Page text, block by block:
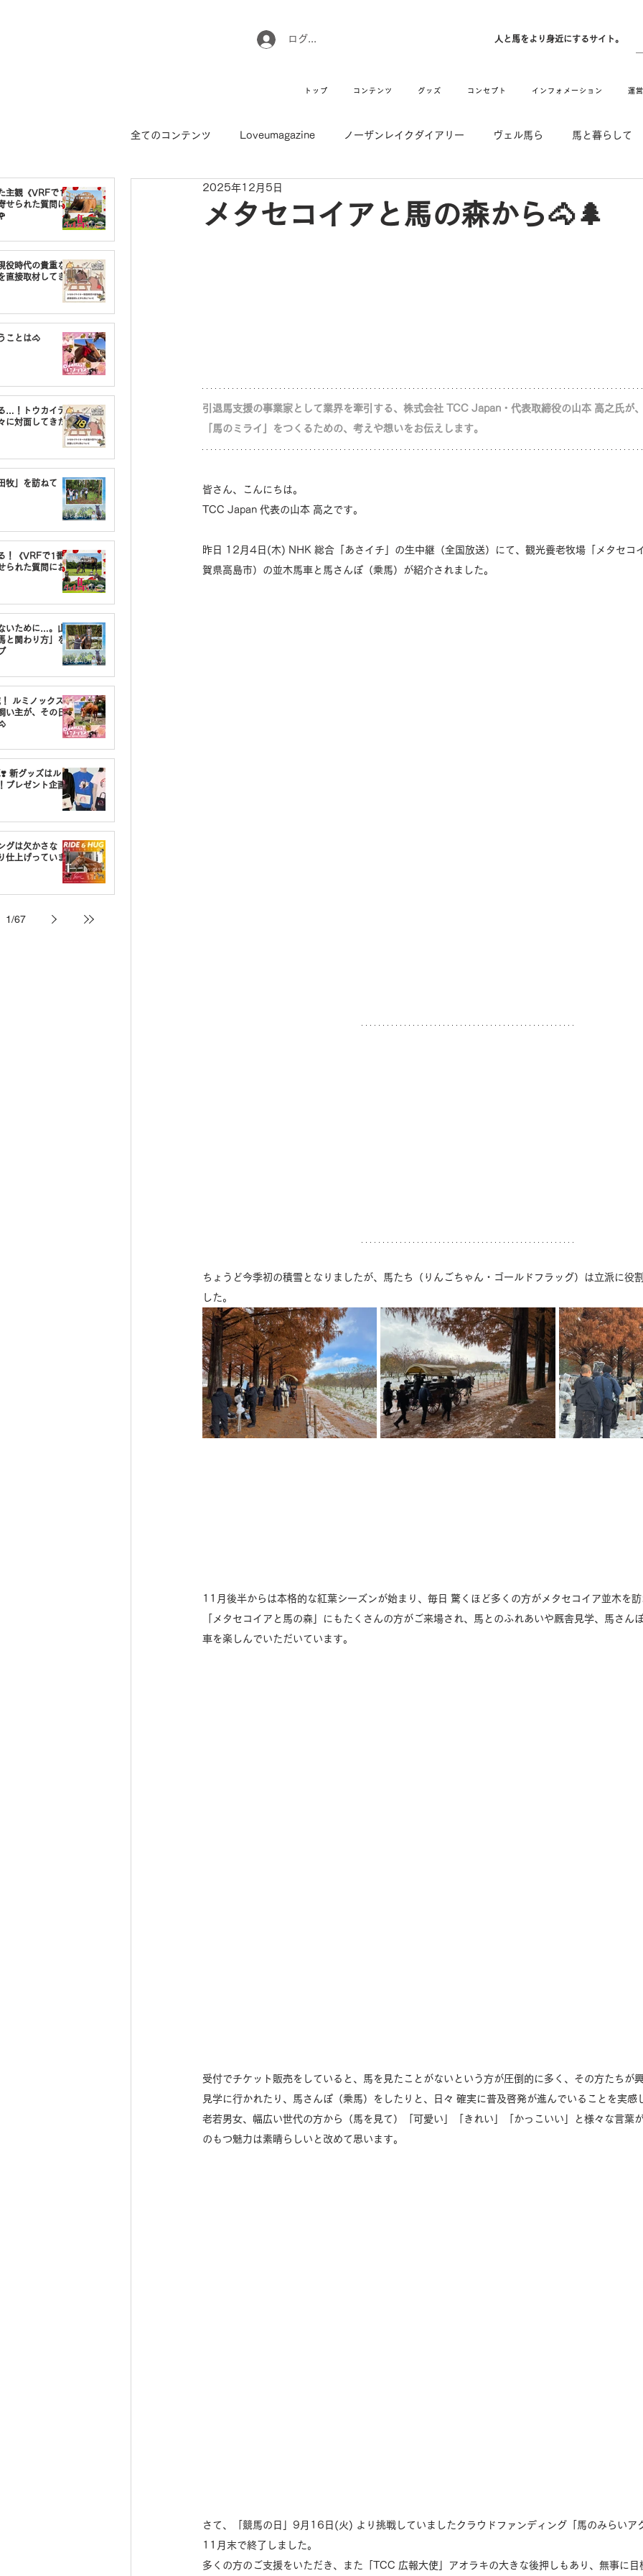
ログイン 人と馬をより身近にするサイト。
トップ コンテンツ グッズ コンセプト インフォメーション 運
主観《VRFで1番
せられた質問に
役時代の貴重な
直接取材してき
ことは🐴
…！トウカイテ
に対面してきた
牧」を訪ねて
！《VRFで1番〇
られた質問にお
いために…。山
と関わり方」を
ルミノックスの
い主が、その日
新グッズはルミ
プレゼント企画
グは欠かさな
仕上げっていま
1/67
全てのコンテンツ Loveumagazine ノーザンレイクダイアリー ヴェル馬ら 馬と暮らして
ウマのお坊さん徒然日記
メタセコイアと馬の森から🐴🌲
2025年12月5日
引退馬支援の事業家として業界を牽引する、株式会社 TCC Japan・代表取締役の山本 高之氏が、
「馬のミライ」をつくるための、考えや想いをお伝えします。
皆さん、こんにちは。
TCC Japan 代表の山本 高之です。
昨日 12月4日(木) NHK 総合「あさイチ」の生中継（全国放送）にて、観光養老牧場「メタセコ
賀県高島市）の並木馬車と馬さんぽ（乗馬）が紹介されました。
ちょうど今季初の積雪となりましたが、馬たち（りんごちゃん・ゴールドフラッグ）は立派に役
した。
11月後半からは本格的な紅葉シーズンが始まり、毎日 驚くほど多くの方がメタセコイア並木を訪
「メタセコイアと馬の森」にもたくさんの方がご来場され、馬とのふれあいや厩舎見学、馬さん
車を楽しんでいただいています。
受付でチケット販売をしていると、馬を見たことがないという方が圧倒的に多く、その方たちが
見学に行かれたり、馬さんぽ（乗馬）をしたりと、日々 確実に普及啓発が進んでいることを実感
老若男女、幅広い世代の方から（馬を見て）「可愛い」「きれい」「かっこいい」と様々な言葉
のもつ魅力は素晴らしいと改めて思います。
さて、「競馬の日」9月16日(火) より挑戦していましたクラウドファンディング「馬のみらい
11月末で終了しました。
多くの方のご支援をいただき、また「TCC 広報大使」アオラキの大きな後押しもあり、無事に目